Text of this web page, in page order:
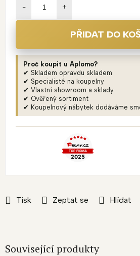
Tisk Zeptat se Hlídat
PŘIDAT DO
Proč koupit u Aplomo?
✔ Skladem opravdu skladem
✔ Specialisté na koupelny
✔ Vlastní showroom a sklady
✔ Ověřený sortiment
✔ Koupelnový nábytek dodáváme
Související produkty